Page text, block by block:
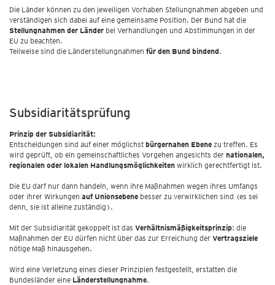
Die Länder können zu den jeweiligen Vorhaben Stellungnahmen abgeben und
verständigen sich dabei auf eine gemeinsame Position. Der Bund hat die
Stellungnahmen der Länder bei Verhandlungen und Abstimmungen in der
EU zu beachten.
Teilweise sind die Länderstellungnahmen für den Bund bindend.
Subsidiaritätsprüfung
Prinzip der Subsidiarität:
Entscheidungen sind auf einer möglichst bürgernahen Ebene zu treffen. Es
wird geprüft, ob ein gemeinschaftliches Vorgehen angesichts der nationalen,
regionalen oder lokalen Handlungsmöglichkeiten wirklich gerechtfertigt ist.
Die EU darf nur dann handeln, wenn ihre Maßnahmen wegen ihres Umfangs
oder ihrer Wirkungen auf Unionsebene besser zu verwirklichen sind (es sei
denn, sie ist alleine zuständig).
Mit der Subsidiarität gekoppelt ist das Verhältnismäßigkeitsprinzip: die
Maßnahmen der EU dürfen nicht über das zur Erreichung der Vertragsziele
nötige Maß hinausgehen.
Wird eine Verletzung eines dieser Prinzipien festgestellt, erstatten die
Bundesländer eine Länderstellungnahme.